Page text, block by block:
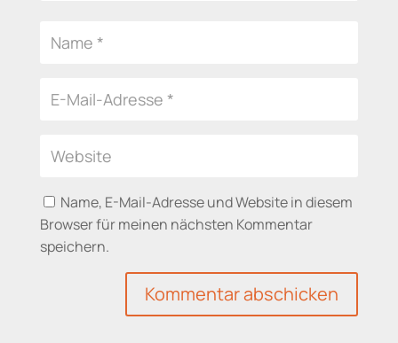
Name, E-Mail-Adresse und Website in diesem
Browser für meinen nächsten Kommentar
speichern.
Kommentar abschicken